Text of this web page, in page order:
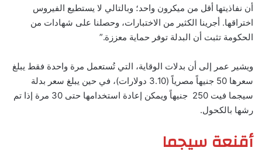
أن نفاذيتها أقل من ميكرون واحد؛ وبالتالي لا يستطيع الفيروس
اختراقها. أجرينا الكثير من الاختبارات، وحصلنا على شهادات من
الحكومة تثبت أن البدلة توفر حماية معززة.”
ويشير عمر إلى أن بدلات الوقاية، التي تُستعمل مرة واحدة فقط يبلغ
سعرها 50 جنيهاً مصرياً (3.10 دولارات)، في حين يبلغ سعر بدلة
سيجما فيت 250 جنيهاً ويمكن إعادة استخدامها حتى 30 مرة إذا تم
رشها بالكحول.
أقنعة سيجما